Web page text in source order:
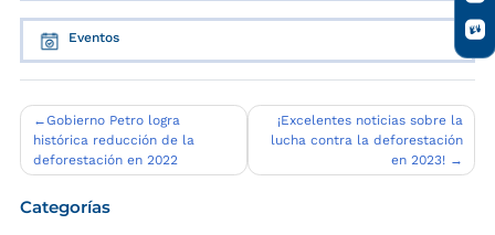
Eventos
Navegación
de
entradas
Gobierno Petro logra
histórica reducción de la
deforestación en 2022
¡Excelentes noticias sobre la
lucha contra la deforestación
en 2023!
Categorías